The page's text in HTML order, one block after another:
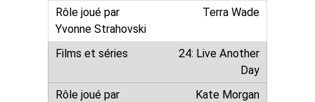
Terra Wade
24: Live Another
Day
Kate Morgan